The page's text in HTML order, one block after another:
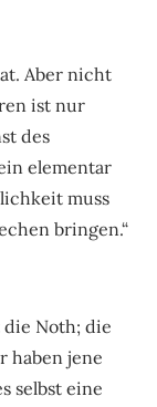
Aber nicht
ist nur
des
elementar
muss
bringen.“
Noth; die
haben jene
selbst eine